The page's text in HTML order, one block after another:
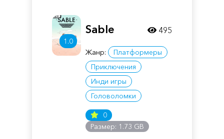
1.0
Sable
Жанр:
Платформеры
Приключения
Инди игры
Головоломки
0
Размер: 1.73 GB
495